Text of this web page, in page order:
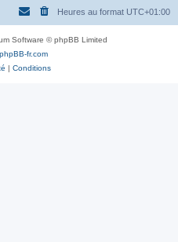
Heures au format UTC+01:00
Software © phpBB Limited
phpBB-fr.com
| Conditions